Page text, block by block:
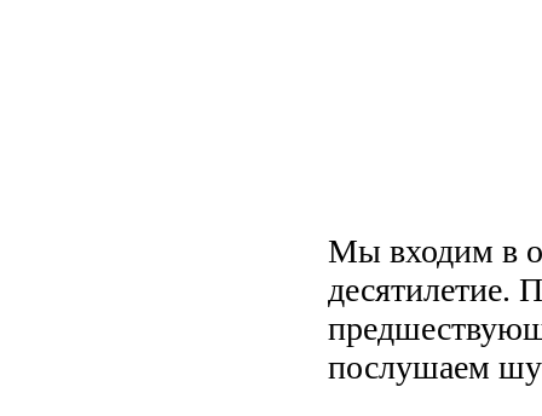
Мы входим в
десятилетие.
послушаем